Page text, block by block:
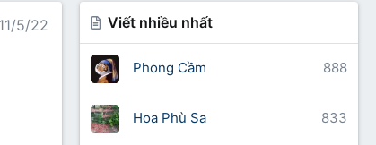
11/5/22 Viết nhiều nhất
888
Phong Cầm
833
Hoa Phù Sa